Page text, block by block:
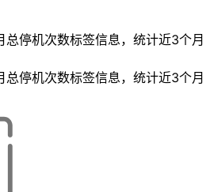
停机次数标签信息，统计近3个月
停机次数标签信息，统计近3个月